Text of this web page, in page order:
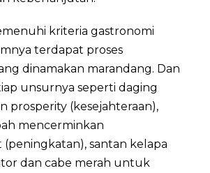
kriteria gastronomi
terdapat proses
dinamakan marandang. Dan
unsurnya seperti daging
prosperity (kesejahteraan),
mencerminkan
santan kelapa
dan cabe merah untuk